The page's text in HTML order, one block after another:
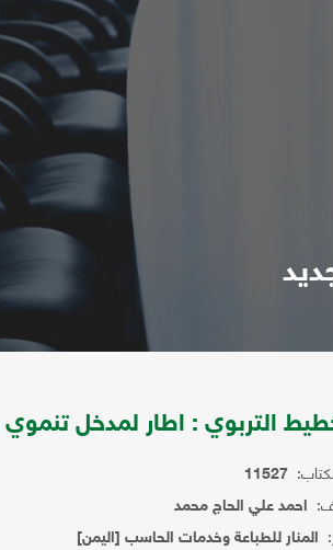
التربوي : اطار لمدخل
11527
احمد علي الحاج محمد
المنار للطباعة وخدمات الحاسب [اليمن]